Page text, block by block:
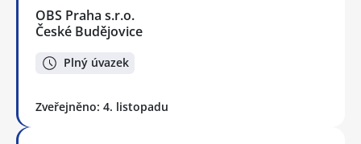
OBS Praha s.r.o.
České Budějovice
Plný úvazek
Zveřejněno: 4. listopadu